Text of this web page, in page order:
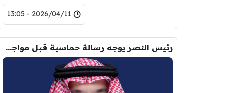
2026/04/11 - 13:05
رئيس النصر يوجه رسالة حماسية قبل مواجهة الأخدود